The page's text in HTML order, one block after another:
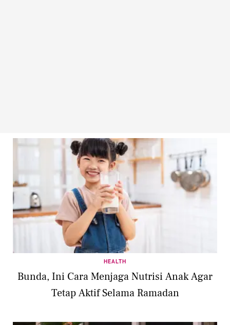
HEALTH
Bunda, Ini Cara Menjaga Nutrisi Anak Agar
Tetap Aktif Selama Ramadan